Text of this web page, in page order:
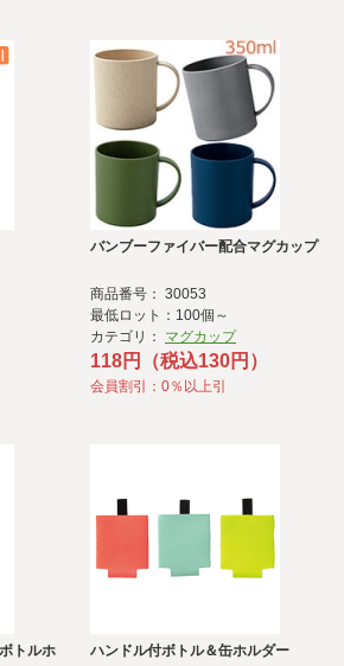
バンブーファイバー配合マグカップ
商品番号： 30053
最低ロット：100個～
カテゴリ： マグカップ
118円（税込130円）
会員割引：0％以上引
トルホ
ハンドル付ボトル＆缶ホルダー